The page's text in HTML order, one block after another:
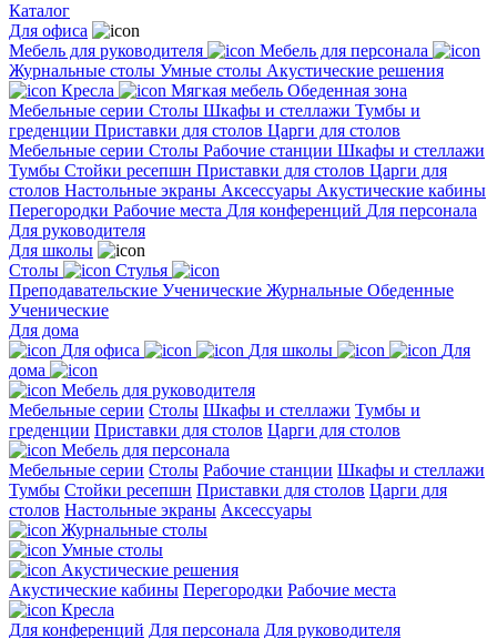
Каталог
Для офиса
Мебель для руководителя
Мебель для персонала
Журнальные столы Умные столы Акустические решения
Кресла
Мягкая мебель Обеденная зона
Мебельные серии Столы Шкафы и стеллажи Тумбы и
греденции Приставки для столов Царги для столов
Мебельные серии Столы Рабочие станции Шкафы и стеллажи
Тумбы Стойки ресепшн Приставки для столов Царги для
столов Настольные экраны Аксессуары Акустические кабины
Перегородки Рабочие места Для конференций Для персонала
Для руководителя
Для школы
Столы
Стулья
Преподавательские Ученические Журнальные Обеденные
Ученические
Для дома
Для офиса
Для школы
Для
дома
Мебель для руководителя
Мебельные серии Столы Шкафы и стеллажи Тумбы и
греденции Приставки для столов Царги для столов
Мебель для персонала
Мебельные серии Столы Рабочие станции Шкафы и стеллажи
Тумбы Стойки ресепшн Приставки для столов Царги для
столов Настольные экраны Аксессуары
Журнальные столы
Умные столы
Акустические решения
Акустические кабины Перегородки Рабочие места
Кресла
Для конференций Для персонала Для руководителя